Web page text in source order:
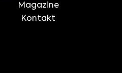
Magazine
Kontakt